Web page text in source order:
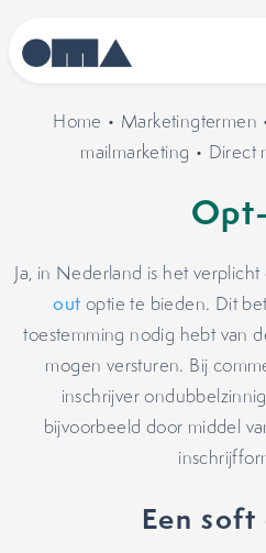
Home • Marketingtermen
mailmarketing • Direct
Ja, in Nederland is het
out optie te bieden. Dit
toestemming nodig hebt van
mogen versturen. Bij
inschrijver
bijvoorbeeld door middel
Een